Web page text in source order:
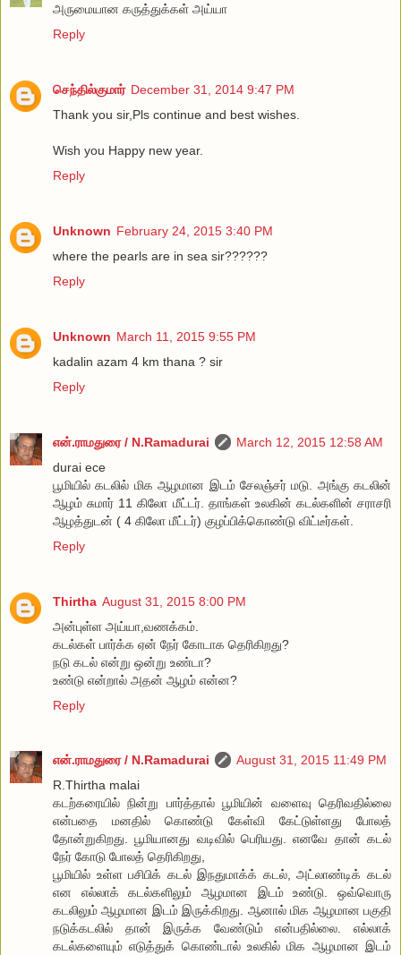
அருமையான கருத்துக்கள் அய்யா
Reply
செந்தில்குமார் December 31, 2014 9:47 PM
Thank you sir,Pls continue and best wishes.
Wish you Happy new year.
Reply
Unknown February 24, 2015 3:40 PM
where the pearls are in sea sir??????
Reply
Unknown March 11, 2015 9:55 PM
kadalin azam 4 km thana ? sir
Reply
என்.ராமதுரை / N.Ramadurai
March 12, 2015 12:58 AM
durai ece
பூமியில் கடலில் மிக ஆழமான இடம் சேலஞ்சர் மடு. அங்கு கடலின்
ஆழம் சுமார் 11 கிலோ மீட்டர். தாங்கள் உலகின் கடல்களின் சராசரி
ஆழத்துடன் ( 4 கிலோ மீட்டர்) குழப்பிக்கொண்டு விட்டீர்கள்.
Reply
Thirtha August 31, 2015 8:00 PM
அன்புள்ள அய்யா,வணக்கம்.
கடல்கள் பார்க்க ஏன் நேர் கோடாக தெரிகிறது?
நடு கடல் என்று ஒன்று உண்டா?
உண்டு என்றால் அதன் ஆழம் என்ன?
Reply
என்.ராமதுரை / N.Ramadurai
August 31, 2015 11:49 PM
R.Thirtha malai
கடற்கரையில் நின்று பார்த்தால் பூமியின் வளைவு தெரிவதில்லை
என்பதை மனதில் கொண்டு கேள்வி கேட்டுள்ளது போலத்
தோன்றுகிறது. பூமியானது வடிவில் பெரியது. எனவே தான் கடல்
நேர் கோடு போலத் தெரிகிறது,
பூமியில் உள்ள பசிபிக் கடல் இநதுமாக்க் கடல், அட்லாண்டிக் கடல்
என எல்லாக் கடல்களிலும் ஆழமான இடம் உண்டு. ஒவ்வொரு
கடலிலும் ஆழமான இடம் இருக்கிறது. ஆனால் மிக ஆழமான பகுதி
நடுக்கடலில் தான் இருக்க வேண்டும் என்பதில்லை. எல்லாக்
கடல்களையும் எடுத்துக் கொண்டால் உலகில் மிக ஆழமான இடம்